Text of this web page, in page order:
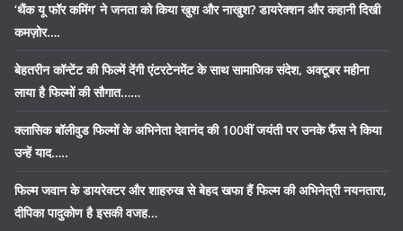
‘थैंक यू फॉर कमिंग’ ने जनता को किया खुश और नाखुश? डायरेक्शन और कहानी दिखी
कमज़ोर….
बेहतरीन कॉन्टेंट की फिल्में देंगी एंटरटेनमेंट के साथ सामाजिक संदेश, अक्टूबर महीना
लाया है फिल्मों की सौगात……
क्लासिक बॉलीवुड फिल्मों के अभिनेता देवानंद की 100वीं जयंती पर उनके फैंस ने किया
उन्हें याद…..
फिल्म जवान के डायरेक्टर और शाहरुख से बेहद खफा हैं फिल्म की अभिनेत्री नयनतारा,
दीपिका पादुकोण है इसकी वजह…